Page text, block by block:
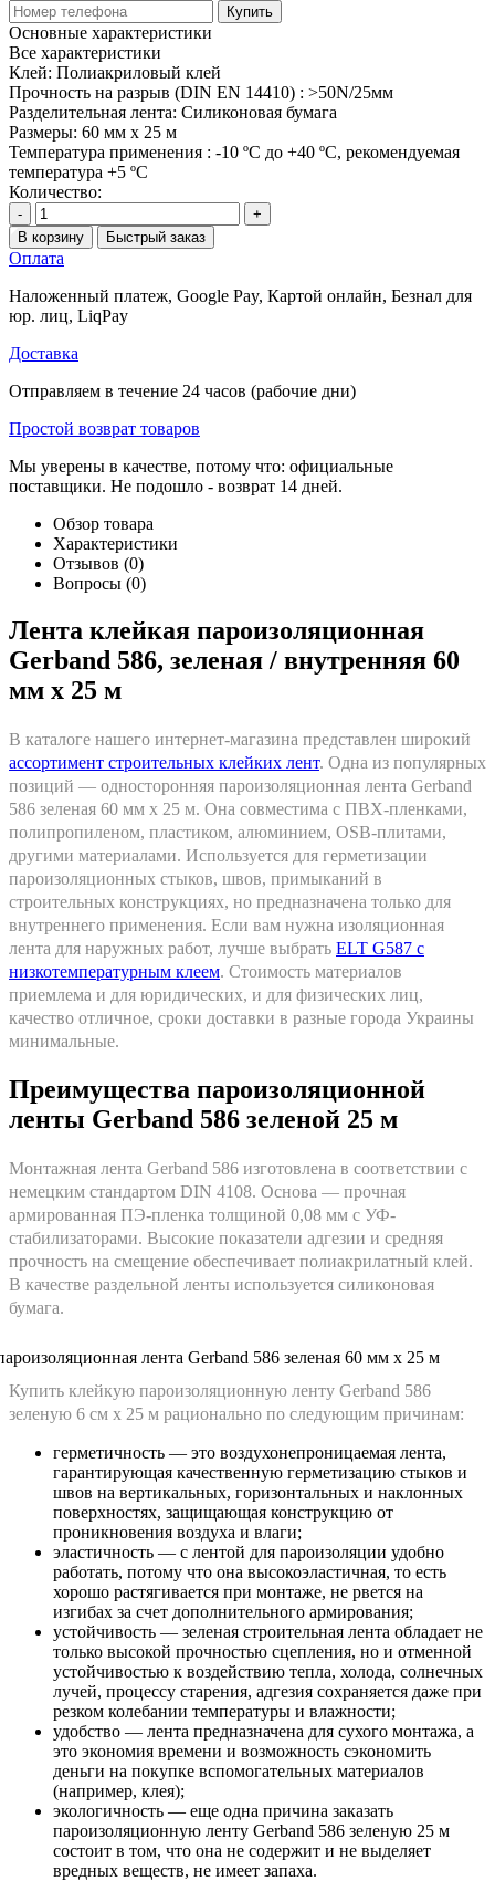
Купить
Основные характеристики
Все характеристики
Клей: Полиакриловый клей
Прочность на разрыв (DIN EN 14410) : >50N/25мм
Разделительная лента: Силиконовая бумага
Размеры: 60 мм x 25 м
Температура применения : -10 ºC до +40 ºC, рекомендуемая
температура +5 ºC
Количество:
-
+
В корзину
Быстрый заказ
Оплата
Наложенный платеж, Google Pay, Картой онлайн, Безнал для
юр. лиц, LiqPay
Доставка
Отправляем в течение 24 часов (рабочие дни)
Простой возврат товаров
Мы уверены в качестве, потому что: официальные
поставщики. Не подошло - возврат 14 дней.
Обзор товара
Характеристики
Отзывов (0)
Вопросы (0)
Лента клейкая пароизоляционная
Gerband 586, зеленая / внутренняя 60
мм x 25 м
В каталоге нашего интернет-магазина представлен широкий
ассортимент строительных клейких лент. Одна из популярных
позиций — односторонняя пароизоляционная лента Gerband
586 зеленая 60 мм x 25 м. Она совместима с ПВХ-пленками,
полипропиленом, пластиком, алюминием, OSB-плитами,
другими материалами. Используется для герметизации
пароизоляционных стыков, швов, примыканий в
строительных конструкциях, но предназначена только для
внутреннего применения. Если вам нужна изоляционная
лента для наружных работ, лучше выбрать ELT G587 с
низкотемпературным клеем. Стоимость материалов
приемлема и для юридических, и для физических лиц,
качество отличное, сроки доставки в разные города Украины
минимальные.
Преимущества пароизоляционной
ленты Gerband 586 зеленой 25 м
Монтажная лента Gerband 586 изготовлена в соответствии с
немецким стандартом DIN 4108. Основа — прочная
армированная ПЭ-пленка толщиной 0,08 мм с УФ-
стабилизаторами. Высокие показатели адгезии и средняя
прочность на смещение обеспечивает полиакрилатный клей.
В качестве раздельной ленты используется силиконовая
бумага.
Купить клейкую пароизоляционную ленту Gerband 586
зеленую 6 см х 25 м рационально по следующим причинам:
герметичность — это воздухонепроницаемая лента,
гарантирующая качественную герметизацию стыков и
швов на вертикальных, горизонтальных и наклонных
поверхностях, защищающая конструкцию от
проникновения воздуха и влаги;
эластичность — с лентой для пароизоляции удобно
работать, потому что она высокоэластичная, то есть
хорошо растягивается при монтаже, не рвется на
изгибах за счет дополнительного армирования;
устойчивость — зеленая строительная лента обладает не
только высокой прочностью сцепления, но и отменной
устойчивостью к воздействию тепла, холода, солнечных
лучей, процессу старения, адгезия сохраняется даже при
резком колебании температуры и влажности;
удобство — лента предназначена для сухого монтажа, а
это экономия времени и возможность сэкономить
деньги на покупке вспомогательных материалов
(например, клея);
экологичность — еще одна причина заказать
пароизоляционную ленту Gerband 586 зеленую 25 м
состоит в том, что она не содержит и не выделяет
вредных веществ, не имеет запаха.